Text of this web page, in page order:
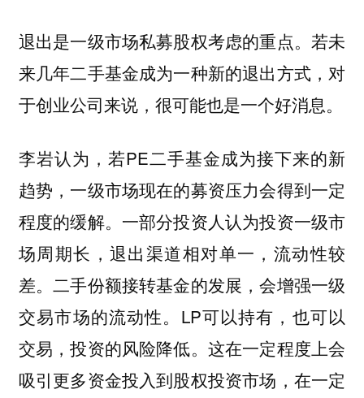
退出是一级市场私募股权考虑的重点。若未
来几年二手基金成为一种新的退出方式，对
于创业公司来说，很可能也是一个好消息。
李岩认为，若PE二手基金成为接下来的新
趋势，一级市场现在的募资压力会得到一定
程度的缓解。一部分投资人认为投资一级市
场周期长，退出渠道相对单一，流动性较
差。二手份额接转基金的发展，会增强一级
交易市场的流动性。LP可以持有，也可以
交易，投资的风险降低。这在一定程度上会
吸引更多资金投入到股权投资市场，在一定